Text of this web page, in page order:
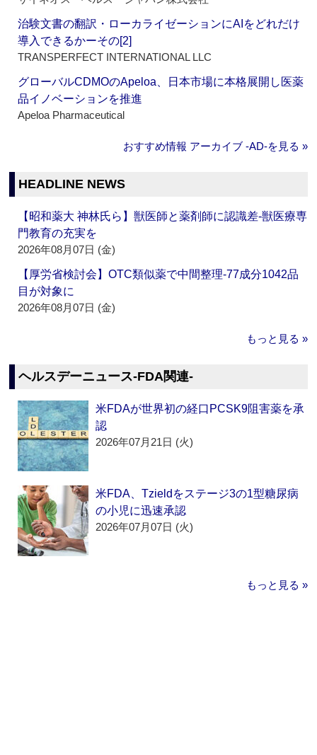
治験文書の翻訳・ローカライゼーションにAIをどれだけ
導入できるかーその[2]
TRANSPERFECT INTERNATIONAL LLC
グローバルCDMOのApeloa、日本市場に本格展開し医薬
品イノベーションを推進
Apeloa Pharmaceutical
おすすめ情報 アーカイブ ‐AD‐を見る »
HEADLINE NEWS
【昭和薬大 神林氏ら】獣医師と薬剤師に認識差‐獣医療専
門教育の充実を
2026年08月07日 (金)
【厚労省検討会】OTC類似薬で中間整理‐77成分1042品
目が対象に
2026年08月07日 (金)
もっと見る »
ヘルスデーニュース‐FDA関連‐
米FDAが世界初の経口PCSK9阻害薬を承
認
2026年07月21日 (火)
米FDA、Tzieldをステージ3の1型糖尿病
の小児に迅速承認
2026年07月07日 (火)
もっと見る »